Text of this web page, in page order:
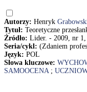
Autorzy: Henryk
Tytuł: Teoretyczne
Źródło: Lider. - 2009, nr 1,
Seria/cykl: (Zdaniem
Język: POL
Słowa kluczowe:
SAMOOCENA;